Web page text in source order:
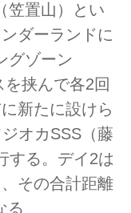
笠置山）とい
ダーランドに
グゾーン
を挟んで各2回
新たに設けら
オカSSS（藤
する。デイ2は
その合計距離
る